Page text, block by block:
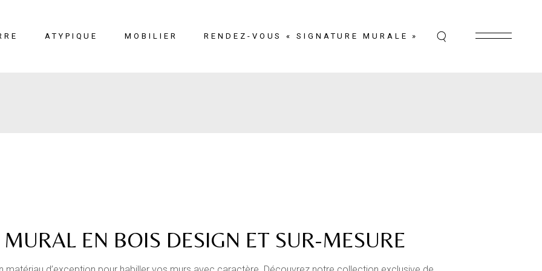
ATYPIQUE MOBILIER RENDEZ-VOUS « SIGNATURE MURALE »
EN BOIS DESIGN ET SUR-MESURE